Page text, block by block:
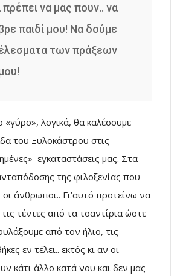
πρέπει να μας πουν.. να
παιδί μου! Να δούμε
των πράξεων
«γύρο», λογικά, θα καλέσουμε
του Ξυλοκάστρου στις
εγκαταστάσεις μας. Στα
της φιλοξενίας που
άνθρωποι.. Γι’αυτό προτείνω να
τις τέντες από τα τσαντίρια ώστε
από τον ήλιο, τις
εν τέλει.. εκτός κι αν οι
κάτι άλλο κατά νου και δεν μας